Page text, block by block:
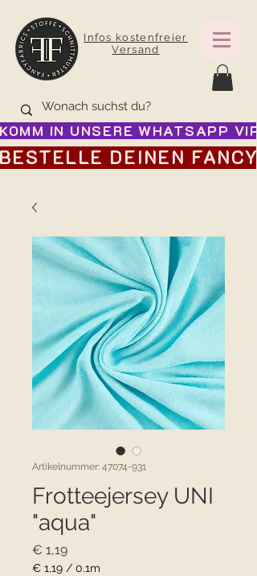
Infos kostenfreier
Versand
KOMM IN UNSERE WHATSAPP
BESTELLE DEINEN
Artikelnummer: 47074-931
Frotteejersey UNI
"aqua"
€ 1,19Preis
€ 1,19 / 0.1m